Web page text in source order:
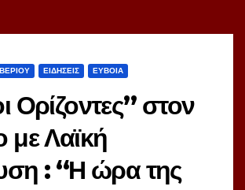
ΕΙΔΗΣΕΙΣ ΕΥΒΟΙΑ
Ορίζοντες” στον
με Λαϊκή
: “Η ώρα της